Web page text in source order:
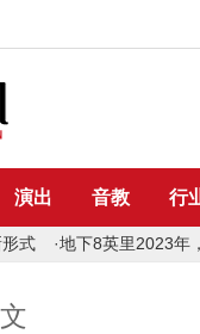
演出 音教 行
式 ·地下8英里2023年